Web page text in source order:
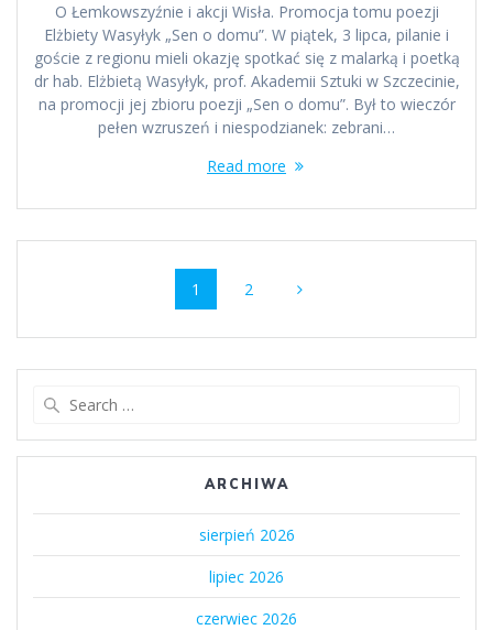
O Łemkowszyźnie i akcji Wisła. Promocja tomu poezji
Elżbiety Wasyłyk „Sen o domu”. W piątek, 3 lipca, pilanie i
goście z regionu mieli okazję spotkać się z malarką i poetką
dr hab. Elżbietą Wasyłyk, prof. Akademii Sztuki w Szczecinie,
na promocji jej zbioru poezji „Sen o domu”. Był to wieczór
pełen wzruszeń i niespodzianek: zebrani…
Read more
navigation
Page
1 Page
2
ARCHIWA
sierpień 2026
lipiec 2026
czerwiec 2026